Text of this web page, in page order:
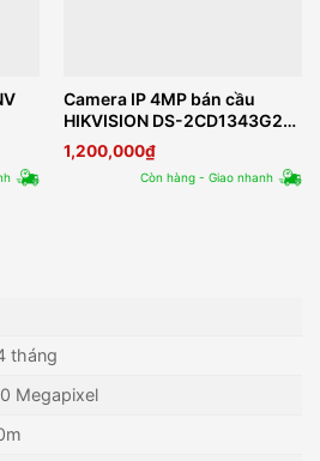
Camera IP 4MP bán cầu
HIKVISION DS-2CD1343G2-
LIUF
1,200,000₫
Còn hàng - Giao nhanh
tháng
Megapixel